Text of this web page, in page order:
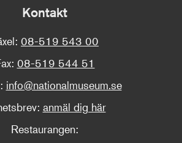
Kontakt
08-519 543 00
08-519 544 51
info@nationalmuseum.se
anmäl dig här
Restaurangen: